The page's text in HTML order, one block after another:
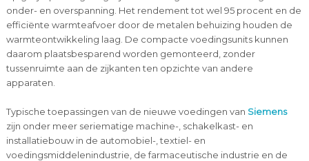
onder- en overspanning. Het rendement tot wel 95 procent en de
efficiënte warmteafvoer door de metalen behuizing houden de
warmteontwikkeling laag. De compacte voedingsunits kunnen
daarom plaatsbesparend worden gemonteerd, zonder
tussenruimte aan de zijkanten ten opzichte van andere
apparaten.
Typische toepassingen van de nieuwe voedingen van Siemens
zijn onder meer seriematige machine-, schakelkast- en
installatiebouw in de automobiel-, textiel- en
voedingsmiddelenindustrie, de farmaceutische industrie en de